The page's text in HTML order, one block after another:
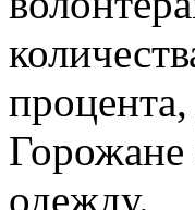
Горожане
одежду.